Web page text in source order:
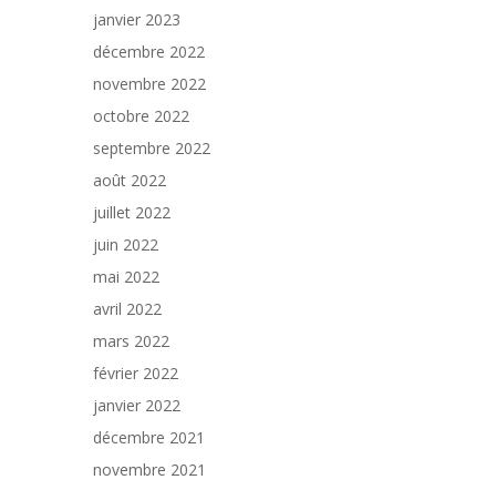
janvier 2023
décembre 2022
novembre 2022
octobre 2022
septembre 2022
août 2022
juillet 2022
juin 2022
mai 2022
avril 2022
mars 2022
février 2022
janvier 2022
décembre 2021
novembre 2021